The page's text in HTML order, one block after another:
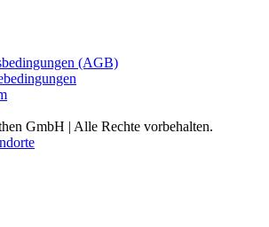
(AGB)
GmbH | Alle Rechte vorbehalten.